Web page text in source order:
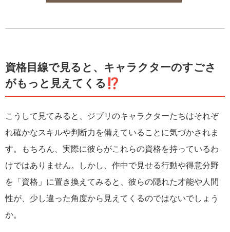
資格目線で見ると、キャラクターのすごさ
がもっと見えてくる⁉
こうして見てみると、ジブリのキャラクターたちはそれぞ
れ確かなスキルや判断力を備えていることに気づかされま
す。もちろん、実際に彼らがこれらの資格を持っているわ
けではありません。しかし、作中で見せる行動や得意分野
を「資格」に置き換えてみると、彼らの隠れた才能や人間
性が、少し違った角度から見えてくるのではないでしょう
か。